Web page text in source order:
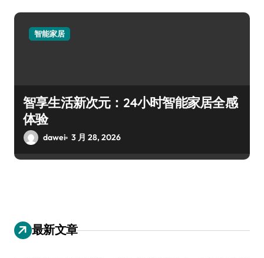
智能家居
智享生活新次元：24小时智能家居全感
体验
dawei 3 月 28, 2026
最新文章